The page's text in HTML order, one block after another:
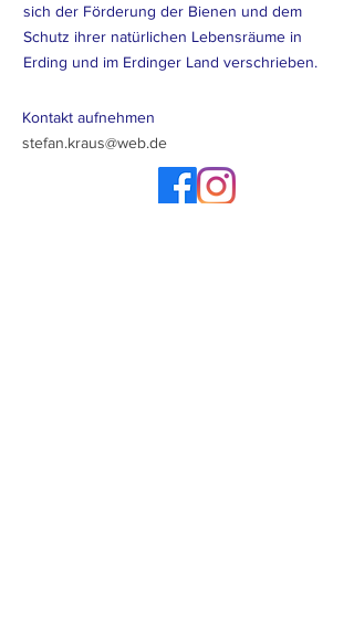
sich der Förderung der Bienen und dem
Schutz ihrer natürlichen Lebensräume in
Erding und im Erdinger Land verschrieben.
Kontakt aufnehmen
stefan.kraus@web.de